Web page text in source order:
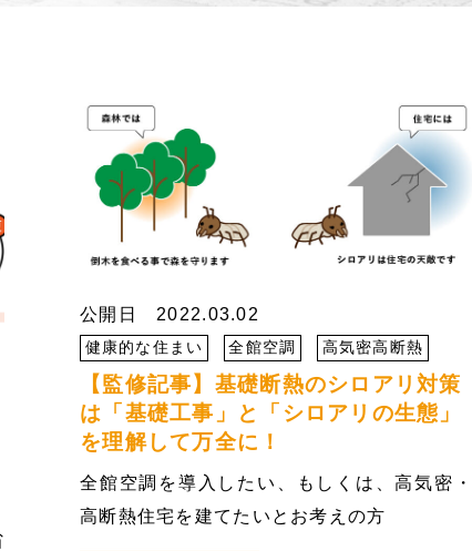
公開日 2022.03.02
健康的な住まい 全館空調 高気密高断熱
【監修記事】基礎断熱のシロアリ対策
は「基礎工事」と「シロアリの生態」
を理解して万全に！
全館空調を導入したい、もしくは、高気密・
高断熱住宅を建てたいとお考えの方